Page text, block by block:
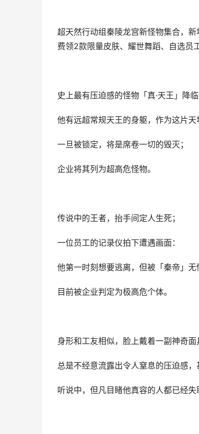
超天然行动组秦陵龙宫新怪物集合，
费领2款限量皮肤、耀世舞蹈、自选员
史上最有压迫感的怪物「真·天王」降临
他有远超常规天王的身躯，作为这片
一旦被锁定，将是席卷一切的毁灭；
企业将其列为超高危怪物。
传说中的王者，抬手间定人生死；
一位员工的记录仪拍下遭遇画面：
他第一时刻想要逃离，但被「秦帝」
目前被企业判定为极高危个体。
身形和工友相似，脸上戴着一副神奇面
总是不经意流露出令人窒息的压迫感，
听说中，但凡目睹他真容的人都已经失